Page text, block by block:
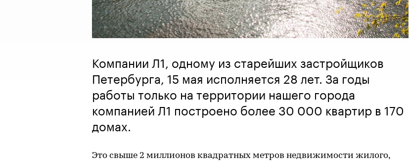
Компании Л1, одному из старейших застройщиков
Петербурга, 15 мая исполняется 28 лет. За годы
работы только на территории нашего города
компанией Л1 построено более 30 000 квартир в 170
домах.
Это свыше 2 миллионов квадратных метров недвижимости жилого,